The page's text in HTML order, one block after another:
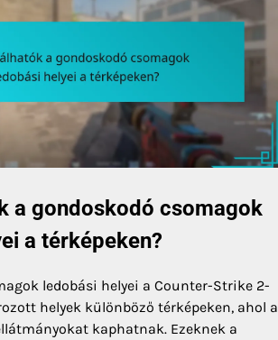
a gondoskodó csomagok
a térképeken?
ledobási helyei a Counter-Strike 2-
helyek különböző térképeken, ahol a
kaphatnak. Ezeknek a